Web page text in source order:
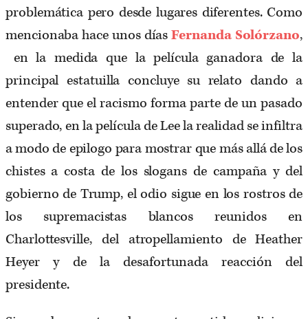
problemática pero desde lugares diferentes. Como
mencionaba hace unos díasFernanda Solórzano,
en la medida que la película ganadora de la
principal estatuilla concluye su relato dando a
entender que el racismo forma parte de un pasado
superado, en la película de Lee la realidad se infiltra
a modo de epilogo para mostrar que más allá de los
chistes a costa de los slogans de campaña y del
gobierno de Trump, el odio sigue en los rostros de
los supremacistas blancos reunidos en
Charlottesville, del atropellamiento de Heather
Heyer y de la desafortunada reacción del
presidente.